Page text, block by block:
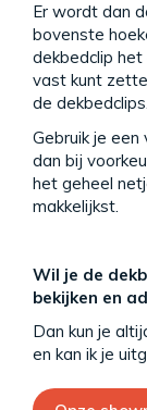
Er wordt dan
bovenste
dekbedclip
vast kunt
de dekbedclips.
Gebruik je
dan bij
het geheel
makkelijkst.
Wil je de
bekijken en
Dan kun je
en kan ik je